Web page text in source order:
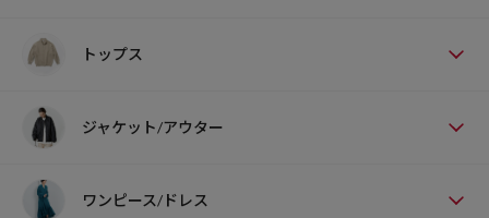
トップス
ジャケット/アウター
ワンピース/ドレス